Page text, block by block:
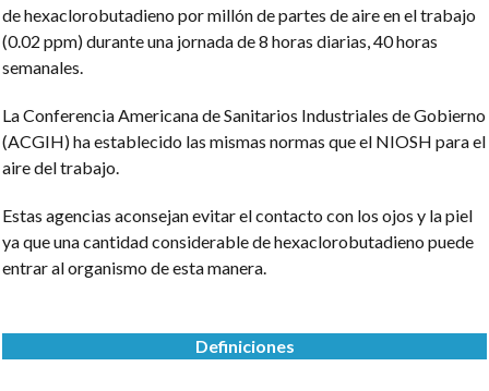
de hexaclorobutadieno por millón de partes de aire en el trabajo
(0.02 ppm) durante una jornada de 8 horas diarias, 40 horas
semanales.
La Conferencia Americana de Sanitarios Industriales de Gobierno
(ACGIH) ha establecido las mismas normas que el NIOSH para el
aire del trabajo.
Estas agencias aconsejan evitar el contacto con los ojos y la piel
ya que una cantidad considerable de hexaclorobutadieno puede
entrar al organismo de esta manera.
Definiciones